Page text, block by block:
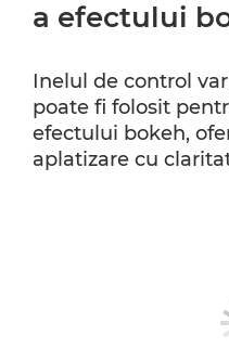
a efectului
Inelul de control
poate fi folosit
efectului bokeh,
aplatizare cu